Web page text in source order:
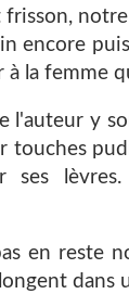
encore
la femme
l'auteur y
touches
ses
en reste
dans